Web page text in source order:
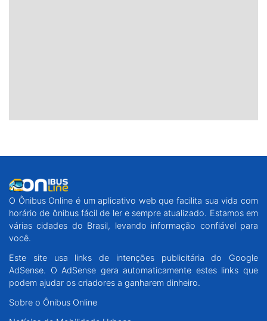
O Ônibus Online é um aplicativo web que facilita sua vida com
horário de ônibus fácil de ler e sempre atualizado. Estamos em
várias cidades do Brasil, levando informação confiável para
você.
Este site usa links de intenções publicitária do Google
AdSense. O AdSense gera automaticamente estes links que
podem ajudar os criadores a ganharem dinheiro.
Sobre o Ônibus Online